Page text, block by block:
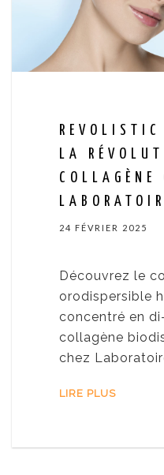
LA
COLLAGÈNE
24 FÉVRIER 2025
Découvrez le
orodispersible
concentré en
collagène
chez
LIRE PLUS